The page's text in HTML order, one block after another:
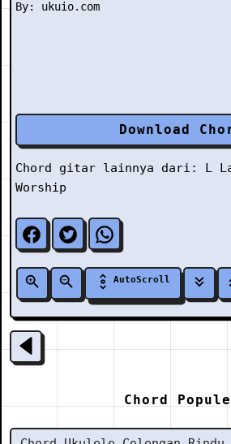
Download
Chord gitar lainnya dari: L
Worship
AutoScroll
Chord